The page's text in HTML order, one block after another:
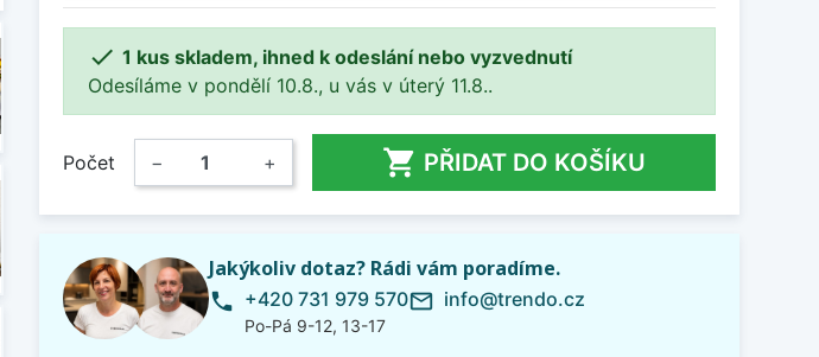
 1 kus skladem, ihned k odeslání nebo vyzvednutí
Odesíláme v pondělí 10.8., u vás v úterý 11.8..
Počet − +  PŘIDAT DO KOŠÍKU
Jakýkoliv dotaz? Rádi vám poradíme.
phone +420 731 979 570
Po-Pá 9-12, 13-17
mail_outline info@trendo.cz